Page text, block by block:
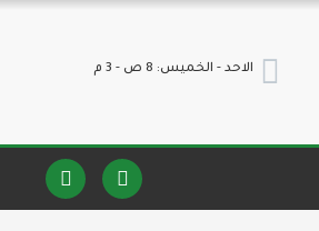
الاحد - الخميس: 8 ص - 3 م